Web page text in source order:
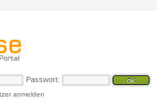
Passwort:
anmelden